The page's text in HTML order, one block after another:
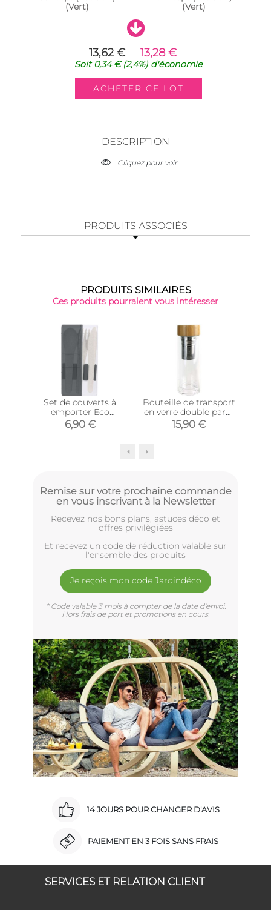
(Vert)
(Vert)
13,62 € 13,28 €
Soit0,34 €(2,4%) d'économie
DESCRIPTION
Cliquez pour voir
PRODUITS ASSOCIÉS
PRODUITS SIMILAIRES
Ces produits pourraient vous intéresser
Set de couverts à
emporter Eco
concept (Gris)
6,90 €
Bouteille de transport
en verre double paroi
avec infuseur à thé
15,90 €
Remise sur votre prochaine commande
en vous inscrivant à la Newsletter
Recevez nos bons plans, astuces déco et
offres privilègiées
Et recevez un code de réduction valable sur
l'ensemble des produits
Je reçois mon code Jardindéco
* Code valable 3 mois à compter de la date d'envoi.
Hors frais de port et promotions en cours.
14 JOURS POUR CHANGER D'AVIS
PAIEMENT EN 3 FOIS SANS FRAIS
SERVICES ET RELATION CLIENT